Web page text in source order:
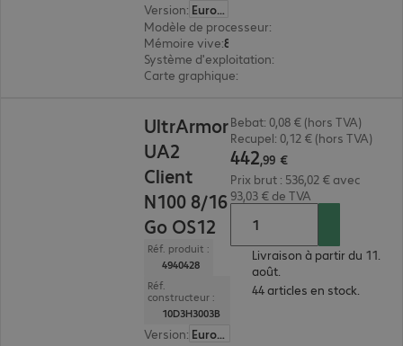
Version:
Europe
Modèle de processeur:
Mémoire vive:
Système d'exploitation:
Carte graphique:
UltrArmor
UA2
Client
N100 8/16
Go OS12
Réf. produit :
4940428
Réf.
constructeur :
10D3H3003B
Version:
Europe
Bebat: 0,08 € (hors TVA)
Recupel: 0,12 € (hors TVA)
442,99 €
Prix brut : 536,02 € avec
93,03 € de TVA
Livraison à partir du 11.
août.
44 articles en stock.